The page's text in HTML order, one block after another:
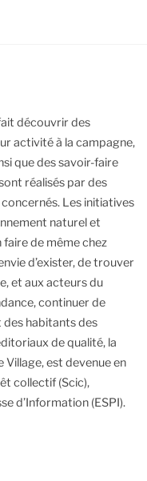
découvrir des
activité à la campagne,
que des savoir-faire
réalisés par des
Les initiatives
naturel et
de même chez
d’exister, de trouver
et aux acteurs du
continuer de
habitants des
de qualité, la
Village, est devenue en
collectif (Scic),
d’Information (ESPI).